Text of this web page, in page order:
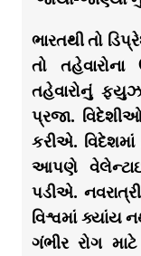
ભારતથી તો
તો
તહેવારોનું
પ્રજા.
કરીએ.
આપણે
પડીએ.
વિશ્વમાં ક્યાંય
ગંભીર રોગ